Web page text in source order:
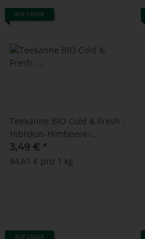
AUF LAGER
Teekanne BIO Cold & Fresh -
Hibiskus-Himbeere-
Zitronengras - 15
Doppelkammerbeutel à 2,75
3,49 € *
84,61 € pro 1 kg
AUF LAGER